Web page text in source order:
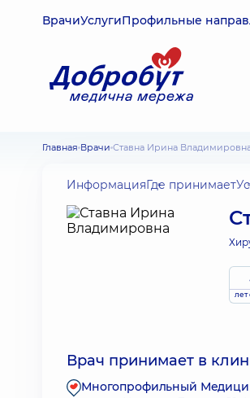
ВрачиУслугиПрофильные
Главная Врачи Ставна Ирина
ИнформацияГде принимает
лет
Врач принимает в
Многопрофильный